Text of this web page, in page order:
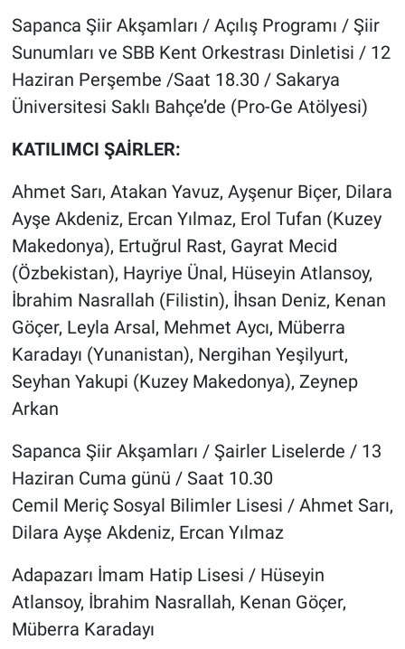
Sapanca Şiir Akşamları / Açılış Programı / Şiir
Sunumları ve SBB Kent Orkestrası Dinletisi / 12
Haziran Perşembe /Saat 18.30 / Sakarya
Üniversitesi Saklı Bahçe’de (Pro-Ge Atölyesi)
KATILIMCI ŞAİRLER:
Ahmet Sarı, Atakan Yavuz, Ayşenur Biçer, Dilara
Ayşe Akdeniz, Ercan Yılmaz, Erol Tufan (Kuzey
Makedonya), Ertuğrul Rast, Gayrat Mecid
(Özbekistan), Hayriye Ünal, Hüseyin Atlansoy,
İbrahim Nasrallah (Filistin), İhsan Deniz, Kenan
Göçer, Leyla Arsal, Mehmet Aycı, Müberra
Karadayı (Yunanistan), Nergihan Yeşilyurt,
Seyhan Yakupi (Kuzey Makedonya), Zeynep
Arkan
Sapanca Şiir Akşamları / Şairler Liselerde / 13
Haziran Cuma günü / Saat 10.30
Cemil Meriç Sosyal Bilimler Lisesi / Ahmet Sarı,
Dilara Ayşe Akdeniz, Ercan Yılmaz
Adapazarı İmam Hatip Lisesi / Hüseyin
Atlansoy, İbrahim Nasrallah, Kenan Göçer,
Müberra Karadayı